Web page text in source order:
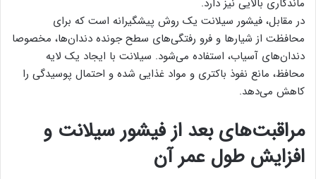
ماندگاری بالایی نیز دارد.
در مقابل، فیشور سیلانت یک روش پیشگیرانه است که برای
محافظت از شیارها و فرو رفتگی‌های سطح جونده دندان‌ها، مخصوصا
دندان‌های آسیاب، استفاده می‌شود. سیلانت با ایجاد یک لایه
محافظ، مانع نفوذ باکتری و مواد غذایی شده و احتمال پوسیدگی را
کاهش می‌دهد.
مراقبت‌های بعد از فیشور سیلانت و
افزایش طول عمر آن